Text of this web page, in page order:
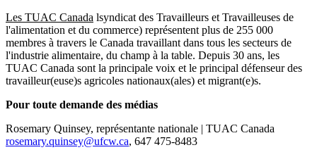
Les TUAC Canada lsyndicat des Travailleurs et Travailleuses de
l'alimentation et du commerce) représentent plus de 255 000
membres à travers le Canada travaillant dans tous les secteurs de
l'industrie alimentaire, du champ à la table. Depuis 30 ans, les
TUAC Canada sont la principale voix et le principal défenseur des
travailleur(euse)s agricoles nationaux(ales) et migrant(e)s.
Pour toute demande des médias
Rosemary Quinsey, représentante nationale | TUAC Canada
rosemary.quinsey@ufcw.ca, 647 475-8483